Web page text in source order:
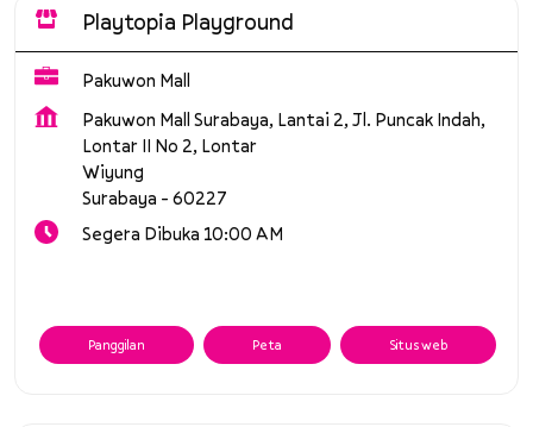
Playtopia Playground
Pakuwon Mall
Pakuwon Mall Surabaya, Lantai 2, Jl. Puncak Indah,
Lontar II No 2, Lontar
Wiyung
Surabaya - 60227
Segera Dibuka 10:00 AM
Panggilan Peta Situs web